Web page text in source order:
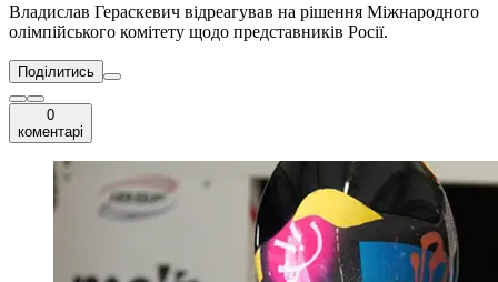
Владислав Гераскевич відреагував на рішення Міжнародного
олімпійського комітету щодо представників Росії.
Поділитись
0
коментарі